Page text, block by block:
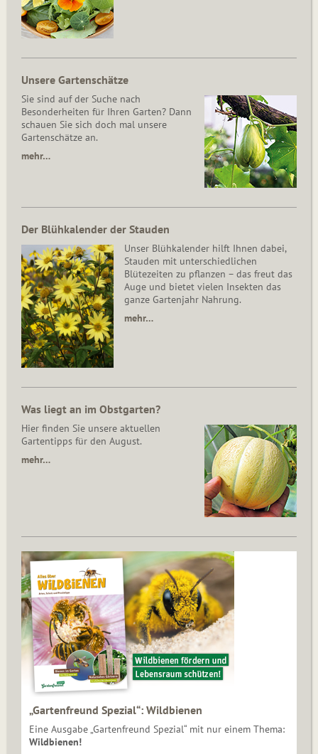
Unsere Gartenschätze
Sie sind auf der Suche nach
Besonderheiten für Ihren Garten? Dann
schauen Sie sich doch mal unsere
Gartenschätze an.
mehr…
Der Blühkalender der Stauden
Unser Blühkalender hilft Ihnen dabei,
Stauden mit unterschiedlichen
Blütezeiten zu pflanzen – das freut das
Auge und bietet vielen Insekten das
ganze Gartenjahr Nahrung.
mehr…
Was liegt an im Obstgarten?
Hier finden Sie unsere aktuellen
Gartentipps für den August.
mehr…
„Gartenfreund Spezial“: Wildbienen
Eine Ausgabe „Gartenfreund Spezial“ mit nur einem Thema:
Wildbienen!